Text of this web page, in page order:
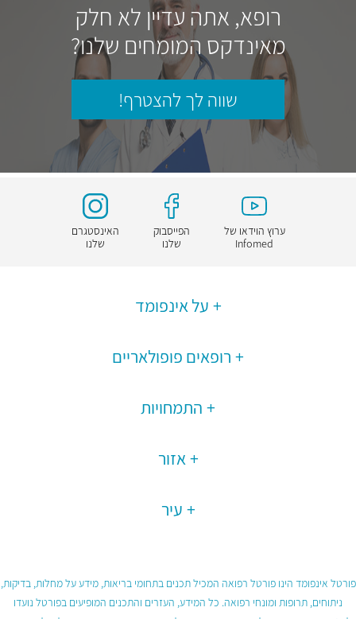
רופא, אתה עדיין לא חלק
מאינדקס המומחים שלנו?
שווה לך להצטרף!
ערוץ הוידאו של
Infomed
הפייסבוק
שלנו
האינסטגרם
שלנו
על אינפומד
רופאים פופולאריים
התמחויות
אזור
עיר
פורטל אינפומד הינו פורטל רפואה המכיל תכנים בתחומי בריאות, מידע על מחלות, בדיקות,
ניתוחים, תרופות ומונחי רפואה. כל המידע, העזרים והתכנים המופיעים בפורטל נועדו